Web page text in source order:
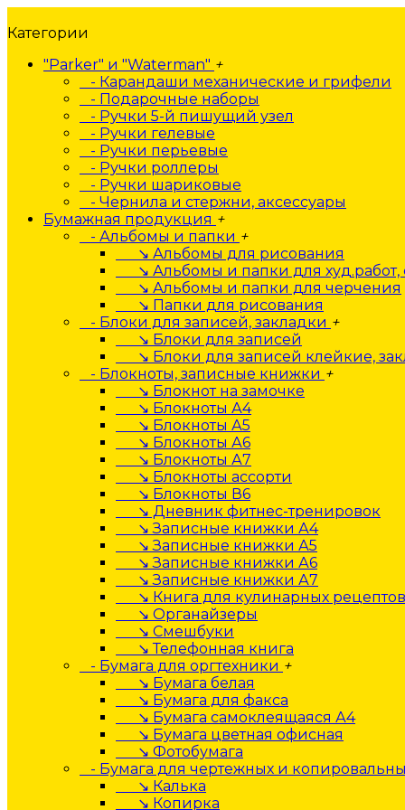
Категории
"Parker" и "Waterman" +
- Карандаши механические и грифели
- Подарочные наборы
- Ручки 5-й пишущий узел
- Ручки гелевые
- Ручки перьевые
- Ручки роллеры
- Ручки шариковые
- Чернила и стержни, аксессуары
Бумажная продукция +
- Альбомы и папки +
↘ Альбомы для рисования
↘ Альбомы и папки для худ.работ,
↘ Альбомы и папки для черчения
↘ Папки для рисования
- Блоки для записей, закладки +
↘ Блоки для записей
↘ Блоки для записей клейкие,
- Блокноты, записные книжки +
↘ Блокнот на замочке
↘ Блокноты А4
↘ Блокноты А5
↘ Блокноты А6
↘ Блокноты А7
↘ Блокноты ассорти
↘ Блокноты В6
↘ Дневник фитнес-тренировок
↘ Записные книжки А4
↘ Записные книжки А5
↘ Записные книжки А6
↘ Записные книжки А7
↘ Книга для кулинарных рецептов
↘ Органайзеры
↘ Смешбуки
↘ Телефонная книга
- Бумага для оргтехники +
↘ Бумага белая
↘ Бумага для факса
↘ Бумага самоклеящаяся А4
↘ Бумага цветная офисная
↘ Фотобумага
- Бумага для чертежных и
↘ Калька
↘ Копирка